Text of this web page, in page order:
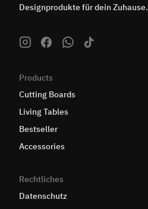
Designprodukte für dein Zuhause.
Products
Cutting Boards
Living Tables
Bestseller
Accessories
Rechtliches
Datenschutz